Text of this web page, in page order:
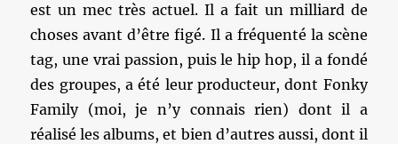
est un mec très actuel. Il a fait un milliard de
choses avant d’être figé. Il a fréquenté la scène
tag, une vrai passion, puis le hip hop, il a fondé
des groupes, a été leur producteur, dont Fonky
Family (moi, je n’y connais rien) dont il a
réalisé les albums, et bien d’autres aussi, dont il